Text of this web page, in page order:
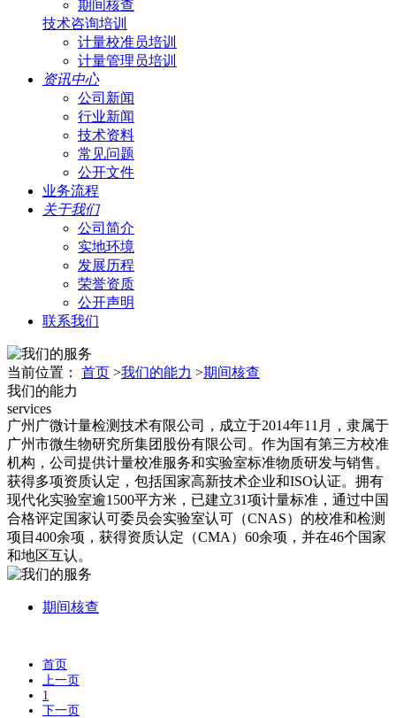
期间核查
技术咨询培训
计量校准员培训
计量管理员培训
资讯中心
公司新闻
行业新闻
技术资料
常见问题
公开文件
业务流程
关于我们
公司简介
实地环境
发展历程
荣誉资质
公开声明
联系我们
当前位置： 首页 >我们的能力 >期间核查
我们的能力
services
广州广微计量检测技术有限公司，成立于2014年11月，隶属于
广州市微生物研究所集团股份有限公司。作为国有第三方校准
机构，公司提供计量校准服务和实验室标准物质研发与销售。
获得多项资质认定，包括国家高新技术企业和ISO认证。拥有
现代化实验室逾1500平方米，已建立31项计量标准，通过中国
合格评定国家认可委员会实验室认可（CNAS）的校准和检测
项目400余项，获得资质认定（CMA）60余项，并在46个国家
和地区互认。
期间核查
首页
上一页
1
下一页